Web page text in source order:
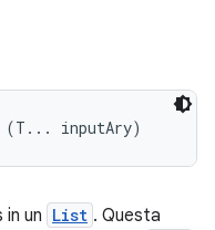
inputAry)
un List . Questa